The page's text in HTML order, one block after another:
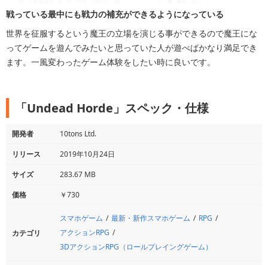
戦っている最中にも戦力の補充ができるようになっている
世界を征服するという魔王の立場を演じる事ができるので魔王にな
ってゲームを遊んでみたいと思っていた人が遊べばかなり満足でき
ます。一風変わったゲーム体験をしたい時に良いです。
「Undead Horde」スペック・仕様
開発者
10tons Ltd.
リリース
2019年10月24日
サイズ
283.67 MB
価格
￥730
カテゴリ
スマホゲーム 最新・新作スマホゲーム
RPG
アクションRPG
3DアクションRPG（ロールプレイングゲーム）